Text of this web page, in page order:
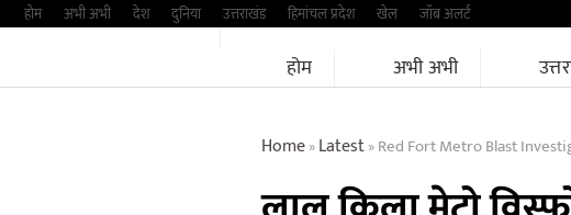
Skipहोम अभी अभी देश दुनिया उत्तराखंड हिमांचल प्रदेश खेल जॉब अलर्ट
होम अभी अभी
Home»Latest»Red Fort Metro Blast